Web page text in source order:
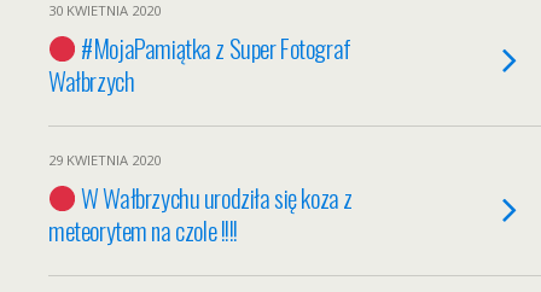
30 KWIETNIA 2020
#MojaPamiątka z Super Fotograf
Wałbrzych
29 KWIETNIA 2020
W Wałbrzychu urodziła się koza z
meteorytem na czole !!!!